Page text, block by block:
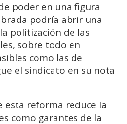
poder en una figura
podría abrir una
politización de las
sobre todo en
como las de
el sindicato en su nota
esta reforma reduce la
como garantes de la